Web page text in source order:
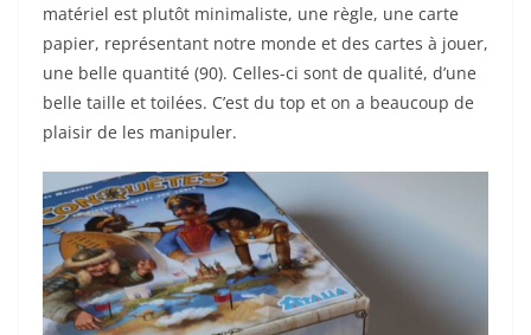
matériel est plutôt minimaliste, une règle, une carte
papier, représentant notre monde et des cartes à jouer,
une belle quantité (90). Celles-ci sont de qualité, d’une
belle taille et toilées. C’est du top et on a beaucoup de
plaisir de les manipuler.